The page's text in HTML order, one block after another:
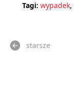
Tagi: wypadek,
starsze